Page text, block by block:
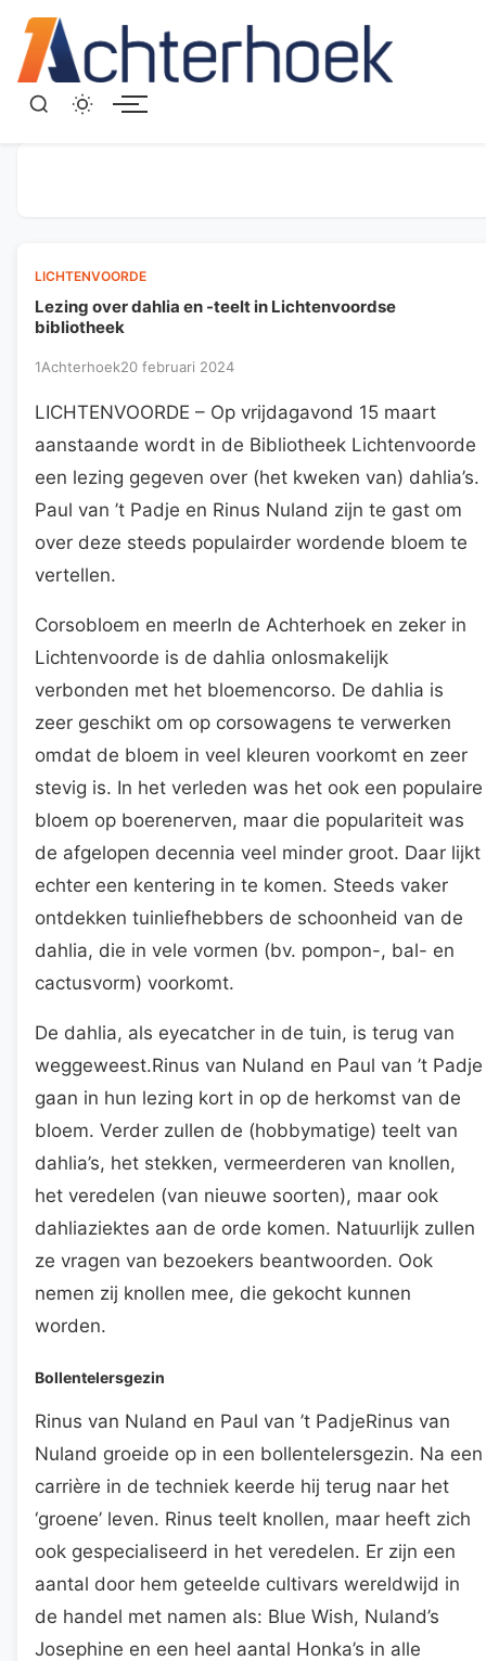
LICHTENVOORDE
Lezing over dahlia en -teelt in Lichtenvoordse
bibliotheek
1Achterhoek20 februari 2024
LICHTENVOORDE – Op vrijdagavond 15 maart
aanstaande wordt in de Bibliotheek Lichtenvoorde
een lezing gegeven over (het kweken van) dahlia’s.
Paul van ’t Padje en Rinus Nuland zijn te gast om
over deze steeds populairder wordende bloem te
vertellen.
Corsobloem en meerIn de Achterhoek en zeker in
Lichtenvoorde is de dahlia onlosmakelijk
verbonden met het bloemencorso. De dahlia is
zeer geschikt om op corsowagens te verwerken
omdat de bloem in veel kleuren voorkomt en zeer
stevig is. In het verleden was het ook een populaire
bloem op boerenerven, maar die populariteit was
de afgelopen decennia veel minder groot. Daar lijkt
echter een kentering in te komen. Steeds vaker
ontdekken tuinliefhebbers de schoonheid van de
dahlia, die in vele vormen (bv. pompon-, bal- en
cactusvorm) voorkomt.
De dahlia, als eyecatcher in de tuin, is terug van
weggeweest.Rinus van Nuland en Paul van ’t Padje
gaan in hun lezing kort in op de herkomst van de
bloem. Verder zullen de (hobbymatige) teelt van
dahlia’s, het stekken, vermeerderen van knollen,
het veredelen (van nieuwe soorten), maar ook
dahliaziektes aan de orde komen. Natuurlijk zullen
ze vragen van bezoekers beantwoorden. Ook
nemen zij knollen mee, die gekocht kunnen
worden.
Bollentelersgezin
Rinus van Nuland en Paul van ’t PadjeRinus van
Nuland groeide op in een bollentelersgezin. Na een
carrière in de techniek keerde hij terug naar het
‘groene’ leven. Rinus teelt knollen, maar heeft zich
ook gespecialiseerd in het veredelen. Er zijn een
aantal door hem geteelde cultivars wereldwijd in
de handel met namen als: Blue Wish, Nuland’s
Josephine en een heel aantal Honka’s in alle